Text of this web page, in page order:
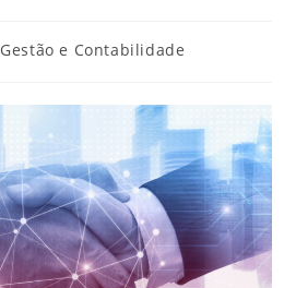
Gestão e Contabilidade